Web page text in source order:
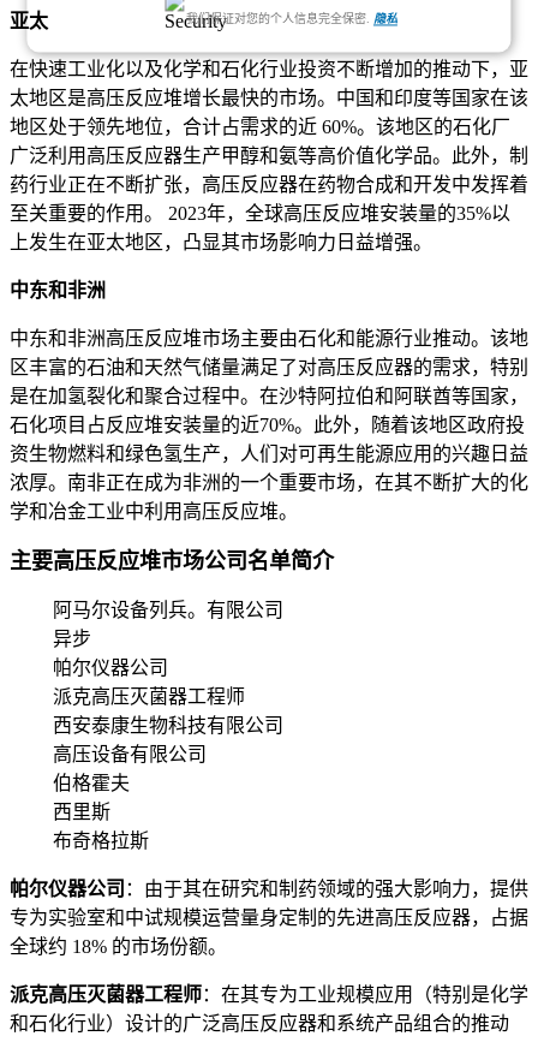
我们保证对您的个人信息完全保密. 隐私
亚太
在快速工业化以及化学和石化行业投资不断增加的推动下，亚
太地区是高压反应堆增长最快的市场。中国和印度等国家在该
地区处于领先地位，合计占需求的近 60%。该地区的石化厂
广泛利用高压反应器生产甲醇和氨等高价值化学品。此外，制
药行业正在不断扩张，高压反应器在药物合成和开发中发挥着
至关重要的作用。 2023年，全球高压反应堆安装量的35%以
上发生在亚太地区，凸显其市场影响力日益增强。
中东和非洲
中东和非洲高压反应堆市场主要由石化和能源行业推动。该地
区丰富的石油和天然气储量满足了对高压反应器的需求，特别
是在加氢裂化和聚合过程中。在沙特阿拉伯和阿联酋等国家，
石化项目占反应堆安装量的近70%。此外，随着该地区政府投
资生物燃料和绿色氢生产，人们对可再生能源应用的兴趣日益
浓厚。南非正在成为非洲的一个重要市场，在其不断扩大的化
学和冶金工业中利用高压反应堆。
主要高压反应堆市场公司名单简介
阿马尔设备列兵。有限公司
异步
帕尔仪器公司
派克高压灭菌器工程师
西安泰康生物科技有限公司
高压设备有限公司
伯格霍夫
西里斯
布奇格拉斯
帕尔仪器公司 ：由于其在研究和制药领域的强大影响力，提供
专为实验室和中试规模运营量身定制的先进高压反应器，占据
全球约 18% 的市场份额。
派克高压灭菌器工程师：在其专为工业规模应用（特别是化学
和石化行业）设计的广泛高压反应器和系统产品组合的推动